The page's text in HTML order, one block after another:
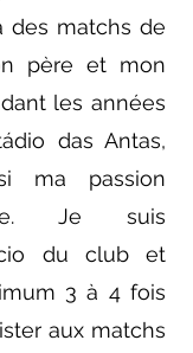
des matchs de
père et mon
les années
das Antas,
ma passion
Je suis
du club et
3 à 4 fois
aux matchs